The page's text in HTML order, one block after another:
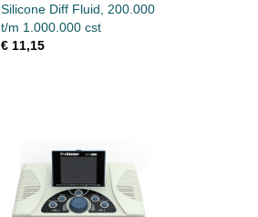
Silicone Diff Fluid, 200.000
t/m 1.000.000 cst
€ 11,15